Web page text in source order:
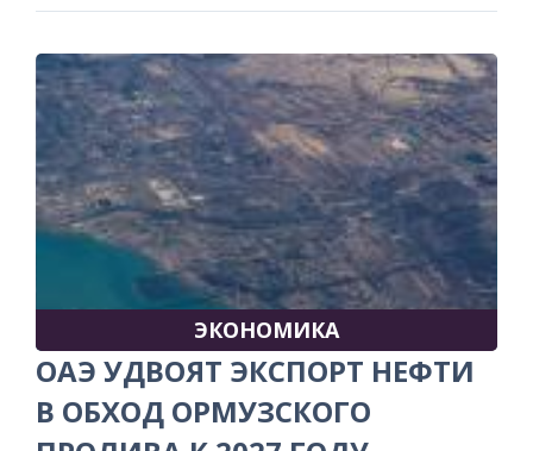
ЭКОНОМИКА
ОАЭ УДВОЯТ ЭКСПОРТ НЕФТИ
В ОБХОД ОРМУЗСКОГО